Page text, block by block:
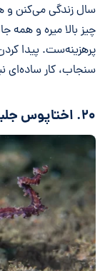
سال زندگی می‌کنن
چیز بالا میره و همه
پرهزینه‌ست. پیدا
سنجاب، کار ساده‌ای
۲۰. اختاپوس جلبکی (Algae Octopus)